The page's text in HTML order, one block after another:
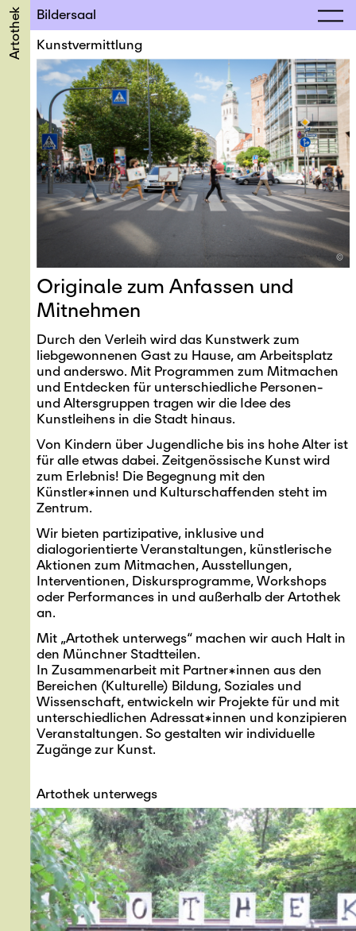
Artothek Bildersaal
Kunstvermittlung
Originale zum Anfassen und
Mitnehmen
Durch den Verleih wird das Kunstwerk zum
liebgewonnenen Gast zu Hause, am Arbeitsplatz
und anderswo. Mit Programmen zum Mitmachen
und Entdecken für unterschiedliche Personen-
und Altersgruppen tragen wir die Idee des
Kunstleihens in die Stadt hinaus.
Von Kindern über Jugendliche bis ins hohe Alter ist
für alle etwas dabei. Zeitgenössische Kunst wird
zum Erlebnis! Die Begegnung mit den
Künstler*innen und Kulturschaffenden steht im
Zentrum.
Wir bieten partizipative, inklusive und
dialogorientierte Veranstaltungen, künstlerische
Aktionen zum Mitmachen, Ausstellungen,
Interventionen, Diskursprogramme, Workshops
oder Performances in und außerhalb der Artothek
an.
Mit „Artothek unterwegs“ machen wir auch Halt in
den Münchner Stadtteilen.
In Zusammenarbeit mit Partner*innen aus den
Bereichen (Kulturelle) Bildung, Soziales und
Wissenschaft, entwickeln wir Projekte für und mit
unterschiedlichen Adressat*innen und konzipieren
Veranstaltungen. So gestalten wir individuelle
Zugänge zur Kunst.
©
Artothek unterwegs